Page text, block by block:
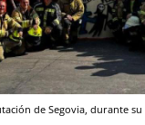
de Segovia, durante